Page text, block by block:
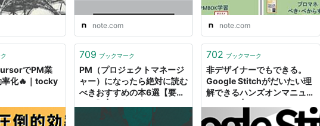
note.com note.com
でPM業
率化🔥｜tocky
709 ブックマーク
PM（プロジェクトマネージ
ャー）になったら絶対に読む
べきおすすめの本6選【要約
｜DX支援・システム開発・
702 ブックマーク
非デザイナーでもできる。
Google Stitchがだいたい理
解できるハンズオンマニュア